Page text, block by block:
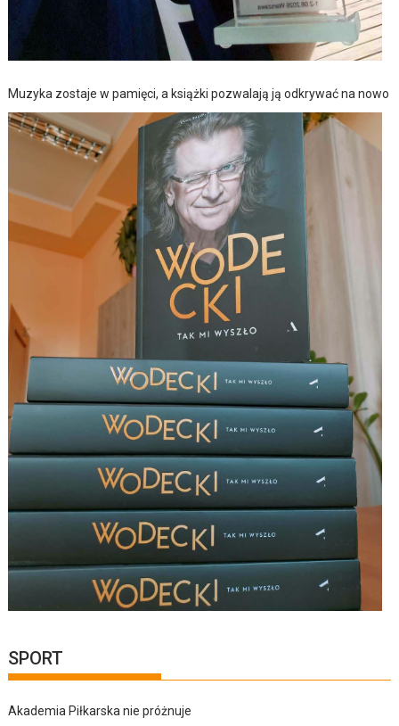
Muzyka zostaje w pamięci, a książki pozwalają ją odkrywać na nowo
SPORT
Akademia Piłkarska nie próżnuje